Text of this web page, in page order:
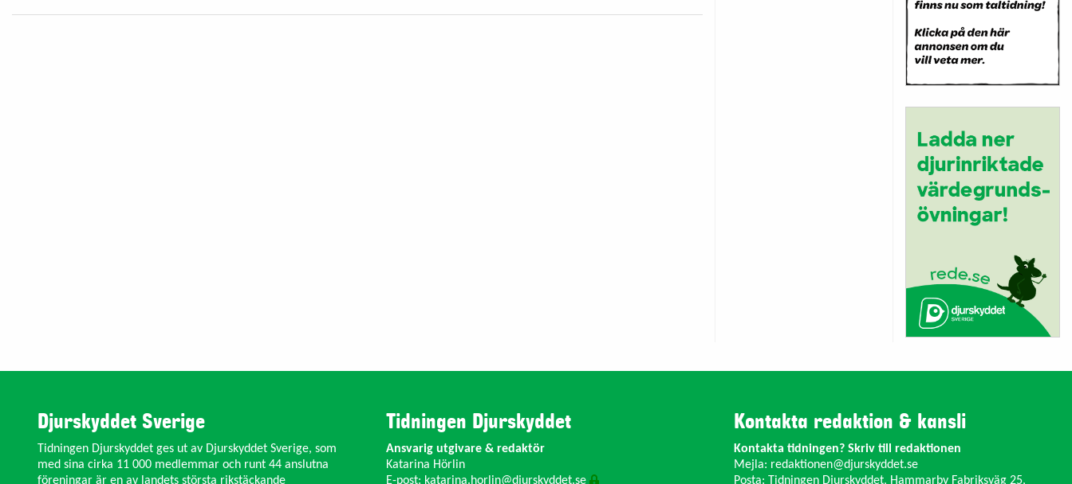
Djurskyddet Sverige
Tidningen Djurskyddet ges ut av Djurskyddet Sverige, som
med sina cirka 11 000 medlemmar och runt 44 anslutna
föreningar är en av landets största rikstäckande
Tidningen Djurskyddet
Ansvarig utgivare & redaktör
Katarina Hörlin
E-post: katarina.horlin@djurskyddet.se
Kontakta redaktion & kansli
Kontakta tidningen? Skriv till redaktionen
Mejla: redaktionen@djurskyddet.se
Posta: Tidningen Djurskyddet, Hammarby Fabriksväg 25,